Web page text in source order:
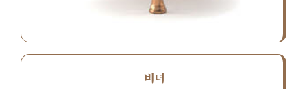
비녀